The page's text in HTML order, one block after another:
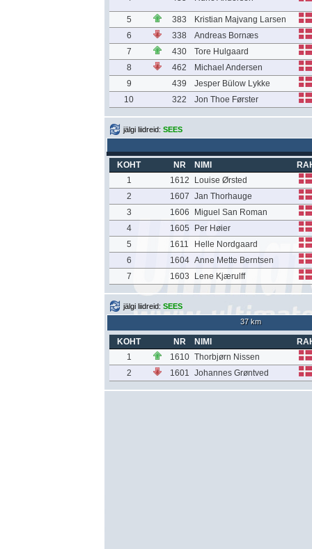
5 383
Kristian Majvang Larsen
6
338
Andreas Bornæs
7
430
Tore Hulgaard
8
462
Michael Andersen
9
439
Jesper Bülow Lykke
10
322 Jon Thoe Førster
jälgi liidreid: SEES
KOHT NR NIMI
1
1612
Louise Ørsted
2
1607 Jan Thorhauge
3
1606
Miguel San Roman
4
1605
Per Høier
5
1611
Helle Nordgaard
6
1604 Anne Mette Berntsen
7
1603 Lene Kjærulff
jälgi liidreid: SEES
37 km
KOHT NR NIMI
1
1610 Thorbjørn Nissen
2
1601 Johannes Grøntved